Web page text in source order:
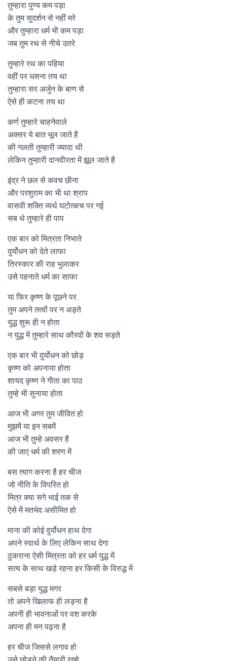
तुम्हारा पुण्य कम पड़ा
के तुम सुदर्शन से नहीं मरे
और तुम्हारा धर्म भी कम पड़ा
जब तुम रथ से नीचे उतरे
तुम्हारे रथ का पहिया
वहीं पर धसना तय था
तुम्हारा सर अर्जुन के बाण से
ऐसे ही कटना तय था
कर्ण तुम्हारे चाहनेवाले
अक्सर ये बात भूल जाते है
की गलती तुम्हारी ज्यादा थी
लेकिन तुम्हारी दानवीरता में झूल जाते है
इंद्र ने छल से कवच छीना
और परशुराम का भी था श्राप
वासवी शक्ति व्यर्थ घटोत्कच पर गई
सब थे तुम्हारे ही पाप
एक बार को मित्रता निभाते
दुर्योधन को देते लाफा
तिरस्कार की राह भुलाकर
उसे पहनाते धर्म का साफा
या फिर कृष्ण के पूछने पर
तुम अपने तत्वों पर न अड़ते
युद्ध शुरू ही न होता
न युद्ध में तुम्हारे साथ कौरवों के शव सड़ते
एक बार भी दुर्योधन को छोड़
कृष्ण को अपनाया होता
शायद कृष्ण ने गीता का पाठ
तुम्हे भी सुनाया होता
आज भी अगर तुम जीवित हो
मुझमें या इन सबमें
आज भी तुम्हे अवसर है
की जाए धर्म की शरण में
बस त्याग करना है हर चीज
जो नीति के विपरित हो
मित्र क्या सगे भाई तक से
ऐसे में मतभेद असीमित हो
माना की कोई दुर्योधन हाथ देगा
अपने स्वार्थ के लिए लेकिन साथ देगा
ठुकराना ऐसी मित्रता को हर धर्म युद्ध में
सत्य के साथ खड़े रहना हर किसी के विरुद्ध में
सबसे बड़ा युद्ध मगर
तो अपने खिलाफ ही लड़ना है
अपनी ही भावनाओं पर वश करके
अपना ही मन पढ़ना है
हर चीज जिससे लगाव हो